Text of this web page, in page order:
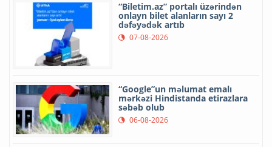
“Biletim.az” portalı üzərindən
onlayn bilet alanların sayı 2
dəfəyədək artıb
07-08-2026
“Google”un məlumat emalı
mərkəzi Hindistanda etirazlara
səbəb olub
06-08-2026